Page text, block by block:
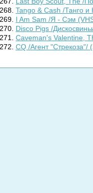
Tango & Cash /Танго
I Am Sam /Я - Сэм
Disco Pigs /
Caveman's Valentine,
CQ /Агент "Стрекоза"/